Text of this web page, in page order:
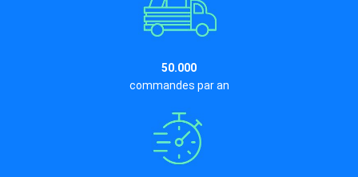
50.000
commandes par an